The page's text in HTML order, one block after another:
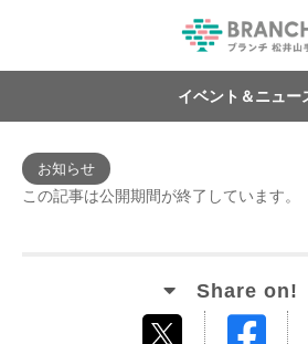
イベント＆ニュー
お知らせ
この記事は公開期間が終了しています。